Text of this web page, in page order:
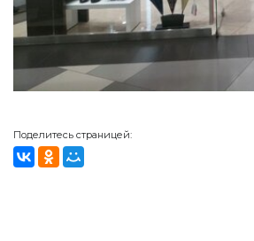
Поделитесь страницей: